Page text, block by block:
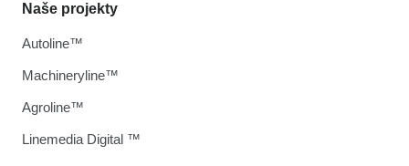
Naše projekty
Autoline™
Machineryline™
Agroline™
Linemedia Digital ™